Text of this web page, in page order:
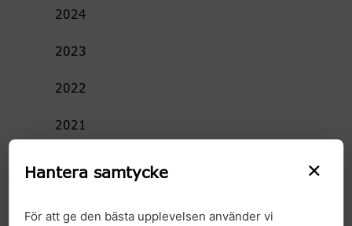
2024
2023
2022
2021
×
Hantera samtycke
För att ge den bästa upplevelsen använder vi